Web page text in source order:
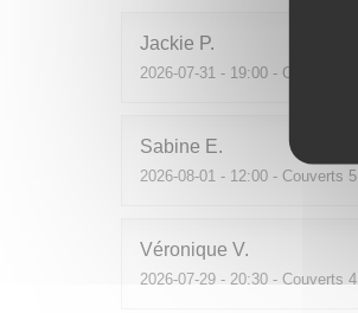
Jackie P
2026-07-31 - 19:00 - Couverts 2
Sabine E
2026-08-01 - 12:00 - Couverts 5
Véronique V
2026-07-29 - 20:30 - Couverts 4